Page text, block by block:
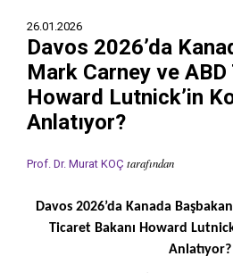
26.01.2026
Davos 2026’da
Mark Carney ve
Howard Lutnick’in
Anlatıyor?
Prof. Dr. Murat KOÇ tarafından
Davos 2026’da Kanada
Ticaret Bakanı Howard
Anlatıyor?